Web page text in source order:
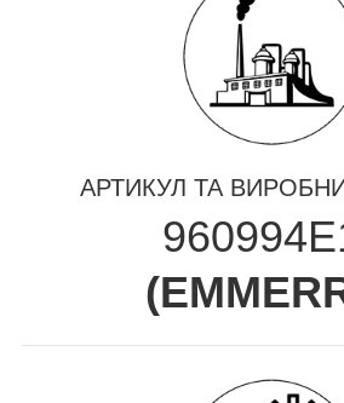
АРТИКУЛ ТА
(